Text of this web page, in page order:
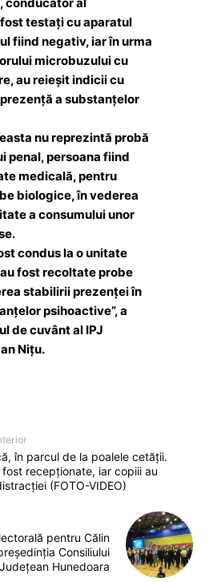
testați cu aparatul
fiind negativ, iar în urma
microbuzului cu
au reieșit indicii cu
a substanțelor
nu reprezintă probă
penal, persoana fiind
medicală, pentru
biologice, în vederea
a consumului unor
condus la o unitate
fost recoltate probe
stabilirii prezenței în
psihoactive”, a
de cuvânt al IPJ
Nițu.
în parcul de la poalele cetății.
fost recepționate, iar copiii au
(FOTO-VIDEO)
pentru Călin
Consiliului
Județean Hunedoara